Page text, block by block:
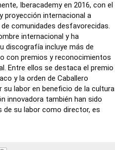
Iberacademy en 2016, con el
proyección internacional a
comunidades desfavorecidas.
internacional y ha
discografía incluye más de
con premios y reconocimientos
Entre ellos se destaca el premio
y la orden de Caballero
su labor en beneficio de la cultura
innovadora también han sido
de su labor como director, es